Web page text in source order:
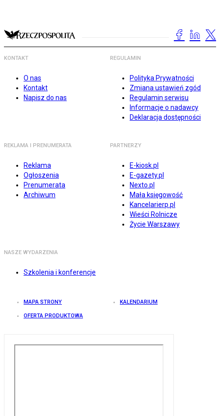
KONTAKT
O nas
Kontakt
Napisz do nas
REGULAMIN
Polityka Prywatności
Zmiana ustawień zgód
Regulamin serwisu
Informacje o nadawcy
Deklaracja dostępności
REKLAMA I PRENUMERATA
Reklama
Ogłoszenia
Prenumerata
Archiwum
PARTNERZY
E-kiosk.pl
E-gazety.pl
Nexto.pl
Mała księgowość
Kancelarierp.pl
Wieści Rolnicze
Życie Warszawy
NASZE WYDARZENIA
Szkolenia i konferencje
MAPA STRONY KALENDARIUM
OFERTA PRODUKTOWA